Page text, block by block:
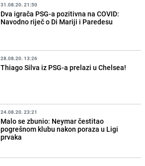
31.08.20. 21:50
Dva igrača PSG-a pozitivna na COVID:
Navodno riječ o Di Mariji i Paredesu
28.08.20. 13:26
Thiago Silva iz PSG-a prelazi u Chelsea!
24.08.20. 23:21
Malo se zbunio: Neymar čestitao
pogrešnom klubu nakon poraza u Ligi
prvaka